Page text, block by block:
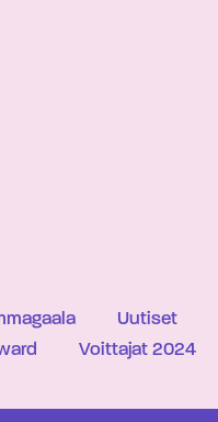
Uutiset
Voittajat 2024